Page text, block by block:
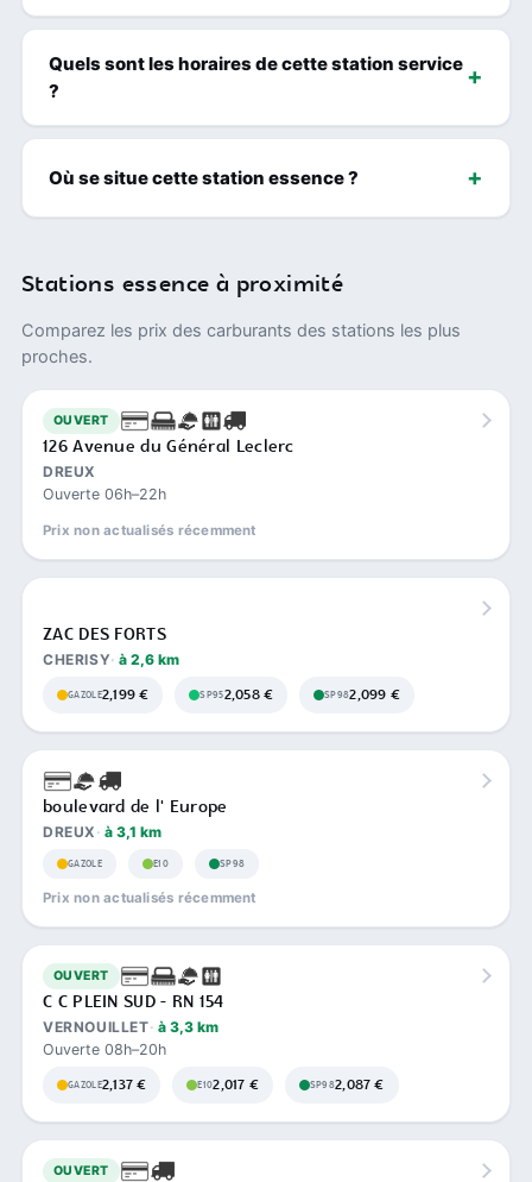
Quels sont les horaires de cette station service
?
Où se situe cette station essence ?
Stations essence à proximité
Comparez les prix des carburants des stations les plus
proches.
OUVERT
126 Avenue du Général Leclerc
DREUX
Ouverte 06h–22h
Prix non actualisés récemment
ZAC DES FORTS
CHERISY à 2,6 km
GAZOLE2,199 € SP952,058 € SP982,099 €
boulevard de l' Europe
DREUX à 3,1 km
GAZOLE E10 SP98
Prix non actualisés récemment
OUVERT
C C PLEIN SUD - RN 154
VERNOUILLET à 3,3 km
Ouverte 08h–20h
GAZOLE2,137 € E102,017 € SP982,087 €
OUVERT